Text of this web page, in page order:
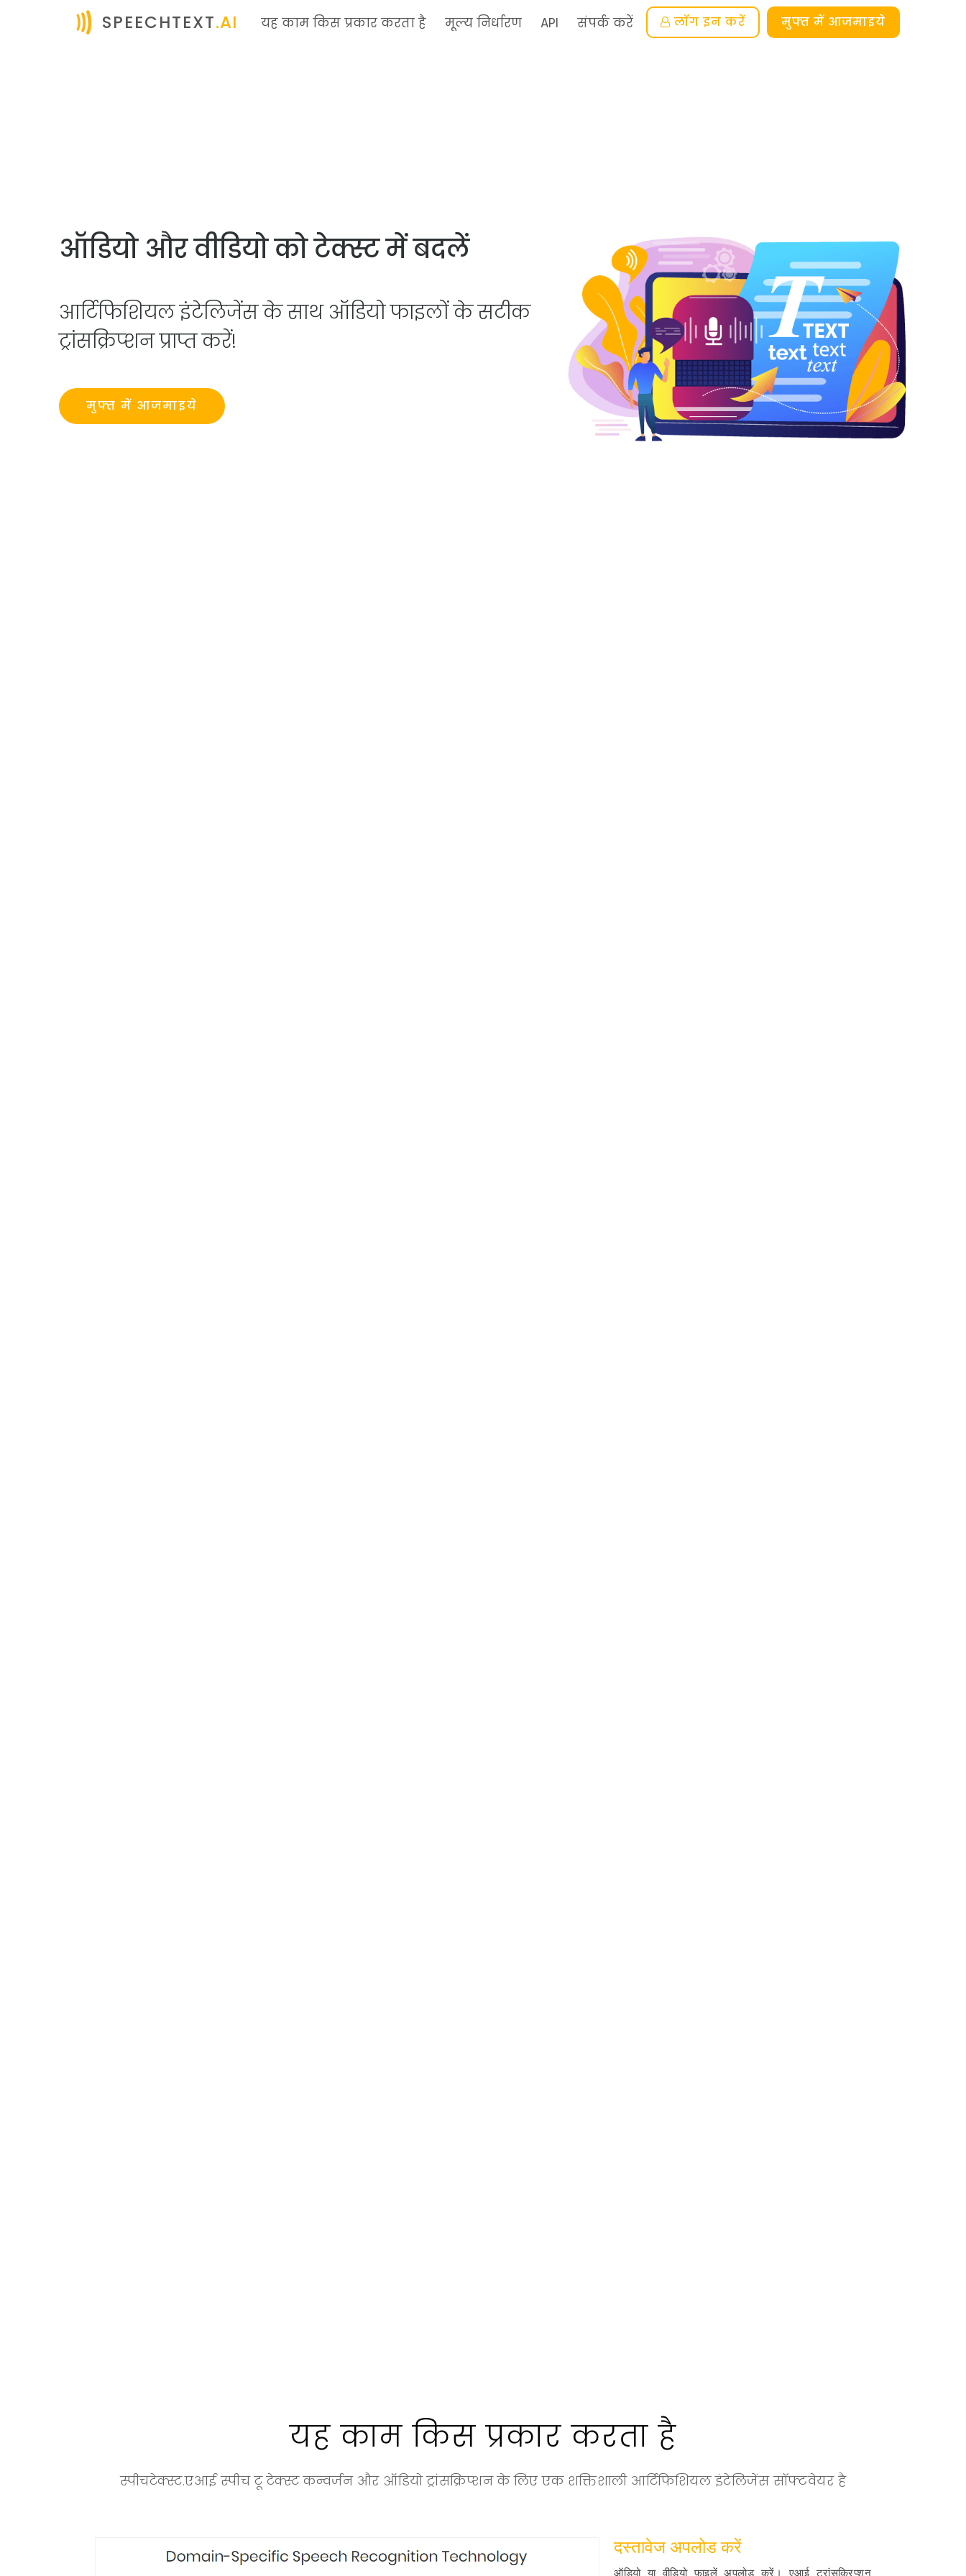
SPEECHTEXT.AI यह काम किस प्रकार करता है मूल्य निर्धारण API संपर्क करें लॉग इन करें मुफ्त में आजमाइये
ऑडियो और वीडियो को टेक्स्ट में बदलें
आर्टिफिशियल इंटेलिजेंस के साथ ऑडियो फाइलों के सटीक
ट्रांसक्रिप्शन प्राप्त करें!
मुफ्त में आजमाइये
यह काम किस प्रकार करता है
स्पीचटेक्स्ट.एआई स्पीच टू टेक्स्ट कन्वर्जन और ऑडियो ट्रांसक्रिप्शन के लिए एक शक्तिशाली आर्टिफिशियल इंटेलिजेंस सॉफ्टवेयर है
दस्तावेज अपलोड करें
ऑडियो या वीडियो फ़ाइलें अपलोड करें। एआई ट्रांसक्रिप्शन